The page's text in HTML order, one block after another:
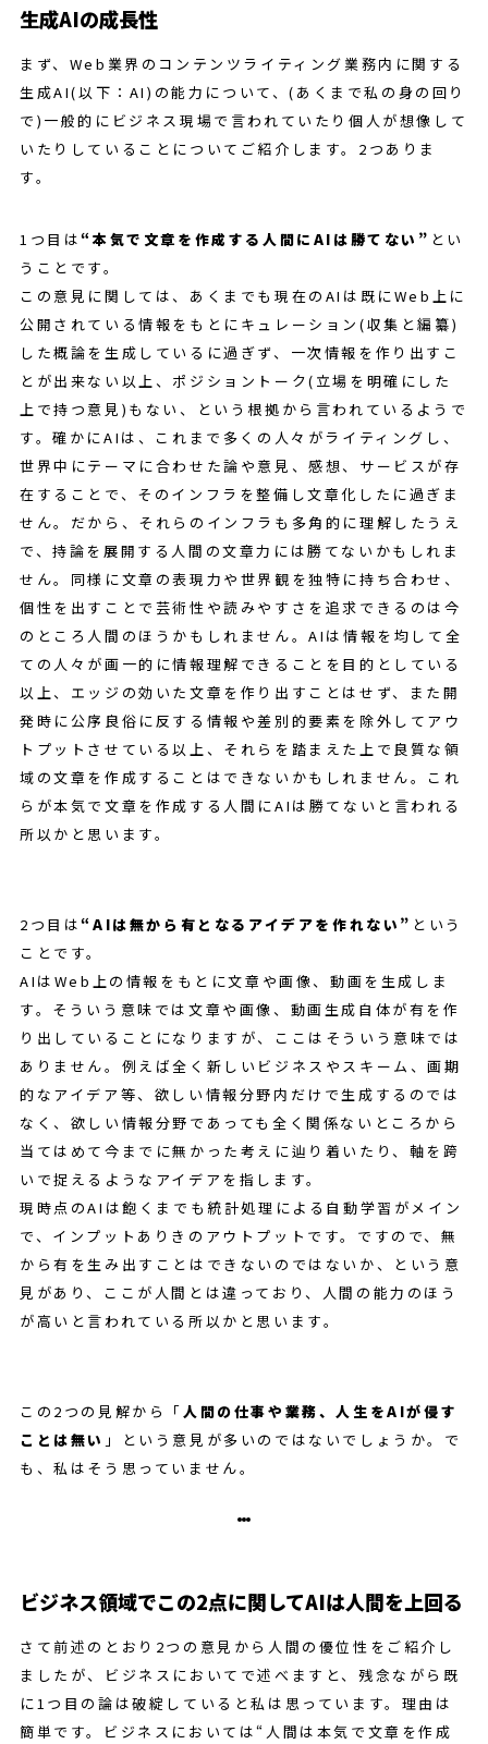
生成AIの成長性
まず、Web業界のコンテンツライティング業務内に関する
生成AI(以下：AI)の能力について、(あくまで私の身の回り
で)一般的にビジネス現場で言われていたり個人が想像して
いたりしていることについてご紹介します。2つありま
す。
1つ目は“本気で文章を作成する人間にAIは勝てない” とい
うことです。
この意見に関しては、あくまでも現在のAIは既にWeb上に
公開されている情報をもとにキュレーション(収集と編纂)
した概論を生成しているに過ぎず、一次情報を作り出すこ
とが出来ない以上、ポジショントーク(立場を明確にした
上で持つ意見)もない、という根拠から言われているようで
す。確かにAIは、これまで多くの人々がライティングし、
世界中にテーマに合わせた論や意見、感想、サービスが存
在することで、そのインフラを整備し文章化したに過ぎま
せん。だから、それらのインフラも多角的に理解したうえ
で、持論を展開する人間の文章力には勝てないかもしれま
せん。同様に文章の表現力や世界観を独特に持ち合わせ、
個性を出すことで芸術性や読みやすさを追求できるのは今
のところ人間のほうかもしれません。AIは情報を均して全
ての人々が画一的に情報理解できることを目的としている
以上、エッジの効いた文章を作り出すことはせず、また開
発時に公序良俗に反する情報や差別的要素を除外してアウ
トプットさせている以上、それらを踏まえた上で良質な領
域の文章を作成することはできないかもしれません。これ
らが本気で文章を作成する人間にAIは勝てないと言われる
所以かと思います。
2つ目は“AIは無から有となるアイデアを作れない” という
ことです。
AIはWeb上の情報をもとに文章や画像、動画を生成しま
す。そういう意味では文章や画像、動画生成自体が有を作
り出していることになりますが、ここはそういう意味では
ありません。例えば全く新しいビジネスやスキーム、画期
的なアイデア等、欲しい情報分野内だけで生成するのでは
なく、欲しい情報分野であっても全く関係ないところから
当てはめて今までに無かった考えに辿り着いたり、軸を跨
いで捉えるようなアイデアを指します。
現時点のAIは飽くまでも統計処理による自動学習がメイン
で、インプットありきのアウトプットです。ですので、無
から有を生み出すことはできないのではないか、という意
見があり、ここが人間とは違っており、人間の能力のほう
が高いと言われている所以かと思います。
この2つの見解から「人間の仕事や業務、人生をAIが侵す
ことは無い 」という意見が多いのではないでしょうか。で
も、私はそう思っていません。
ビジネス領域でこの2点に関してAIは人間を上回る
さて前述のとおり2つの意見から人間の優位性をご紹介し
ましたが、ビジネスにおいてで述べますと、残念ながら既
に1つ目の論は破綻していると私は思っています。理由は
簡単です。ビジネスにおいては“人間は本気で文章を作成